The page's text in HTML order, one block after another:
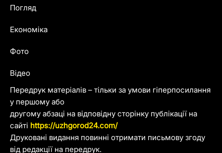
Передрук матеріалів – тільки за умови гіперпосилання
у першому або
другому абзаці на відповідну сторінку публікації на
сайті https://uzhgorod24.com/
Друковані видання повинні отримати письмову згоду
від редакції на передрук.
Погляд
Економіка
Фото
Відео